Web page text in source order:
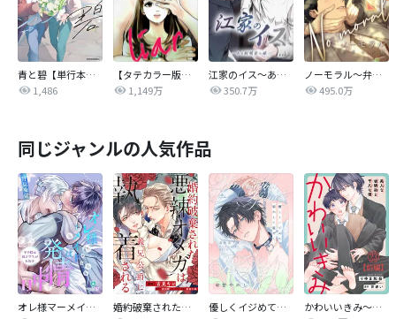
青と碧【単行本版】
1,486
【タテカラー版】liar
1,149万
江家のイス～ある財閥家の嫁～
350.7万
ノーモラル～弁護士の掟～
495.0万
同じジャンルの人気作品
オレ様マーメイドは発情中～王子様は貧乏学生がお好き～
婚約破棄された悪辣オメガは義兄公爵に執着される 【連載版】
優しくイジめて溶かして混ぜて
かわいいきみ～美人な幼馴染と平凡な僕～